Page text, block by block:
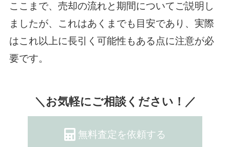
ここまで、売却の流れと期間についてご説明し
ましたが、これはあくまでも目安であり、実際
はこれ以上に長引く可能性もある点に注意が必
要です。
＼お気軽にご相談ください！／
無料査定を依頼する